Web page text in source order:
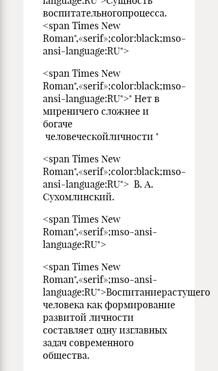
воспитательногопроцесса.
<span Times New
Roman",«serif»;color:black;mso-
ansi-language:RU">
<span Times New
Roman",«serif»;color:black;mso-
ansi-language:RU">" Нет в
миреничего сложнее и
богаче
человеческойличности "
<span Times New
Roman",«serif»;color:black;mso-
ansi-language:RU"> В. А.
Сухомлинский.
<span Times New
Roman",«serif»;mso-ansi-
language:RU">
<span Times New
Roman",«serif»;mso-ansi-
language:RU">Воспитаниерастущего
человека как формирование
развитой личности
составляет одну изглавных
задач современного
общества.